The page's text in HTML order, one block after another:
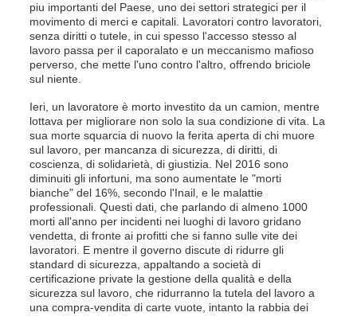
piu importanti del Paese, uno dei settori strategici per il
movimento di merci e capitali. Lavoratori contro lavoratori,
senza diritti o tutele, in cui spesso l'accesso stesso al
lavoro passa per il caporalato e un meccanismo mafioso
perverso, che mette l'uno contro l'altro, offrendo briciole
sul niente.
Ieri, un lavoratore è morto investito da un camion, mentre
lottava per migliorare non solo la sua condizione di vita. La
sua morte squarcia di nuovo la ferita aperta di chi muore
sul lavoro, per mancanza di sicurezza, di diritti, di
coscienza, di solidarietà, di giustizia. Nel 2016 sono
diminuiti gli infortuni, ma sono aumentate le "morti
bianche" del 16%, secondo l'Inail, e le malattie
professionali. Questi dati, che parlando di almeno 1000
morti all'anno per incidenti nei luoghi di lavoro gridano
vendetta, di fronte ai profitti che si fanno sulle vite dei
lavoratori. E mentre il governo discute di ridurre gli
standard di sicurezza, appaltando a società di
certificazione private la gestione della qualità e della
sicurezza sul lavoro, che ridurranno la tutela del lavoro a
una compra-vendita di carte vuote, intanto la rabbia dei